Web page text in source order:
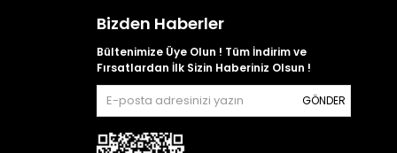
Bizden Haberler
Bültenimize Üye Olun ! Tüm İndirim ve
Fırsatlardan İlk Sizin Haberiniz Olsun !
GÖNDER